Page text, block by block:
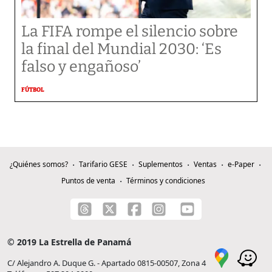
La FIFA rompe el silencio sobre
la final del Mundial 2030: ‘Es
falso y engañoso’
FÚTBOL
¿Quiénes somos? Tarifario GESE Suplementos Ventas
e-Paper
Puntos de venta
Términos y condiciones
© 2019 La Estrella de Panamá
C/ Alejandro A. Duque G. - Apartado 0815-00507, Zona 4